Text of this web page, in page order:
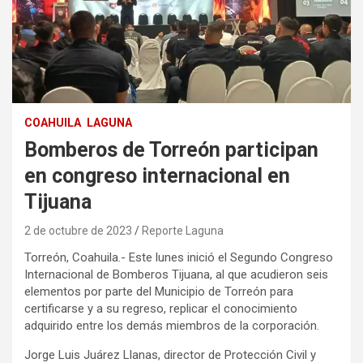
COAHUILA LAGUNA
Bomberos de Torreón participan
en congreso internacional en
Tijuana
2 de octubre de 2023 Reporte Laguna
Torreón, Coahuila.- Este lunes inició el Segundo Congreso
Internacional de Bomberos Tijuana, al que acudieron seis
elementos por parte del Municipio de Torreón para
certificarse y a su regreso, replicar el conocimiento
adquirido entre los demás miembros de la corporación.
Jorge Luis Juárez Llanas, director de Protección Civil y